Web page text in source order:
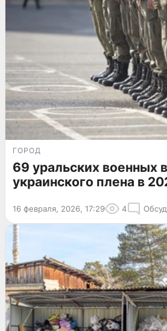
ГОРОД
69 уральских военных
украинского плена в
16 февраля, 2026, 17:29 4